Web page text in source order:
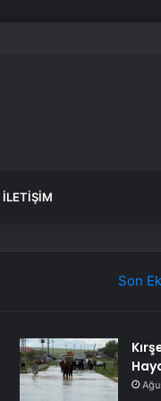
İLETIŞIM
Son